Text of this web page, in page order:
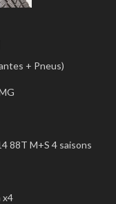
+ Pneus)
88T M+S 4 saisons
x4